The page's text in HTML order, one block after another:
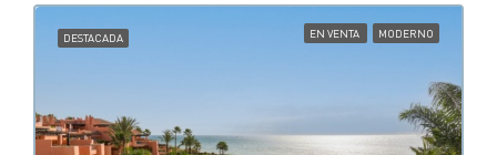
DESTACADA EN VENTA MODERNO